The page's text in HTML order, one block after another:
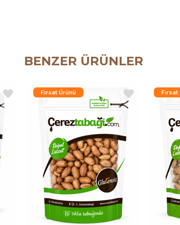
BENZER ÜRÜNLER
Fırsat Ürünü Fırsat